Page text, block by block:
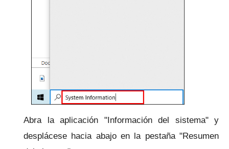
Abra la aplicación "Información del sistema" y
desplácese hacia abajo en la pestaña "Resumen